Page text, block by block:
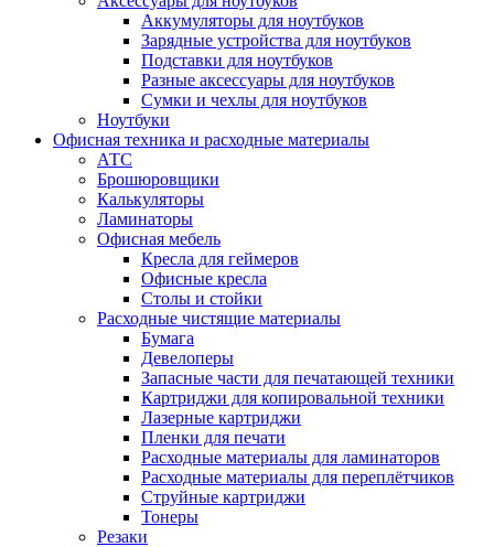
Аккумуляторы для ноутбуков
Зарядные устройства для ноутбуков
Подставки для ноутбуков
Разные аксессуары для ноутбуков
Сумки и чехлы для ноутбуков
Ноутбуки
Офисная техника и расходные материалы
АТС
Брошюровщики
Калькуляторы
Ламинаторы
Офисная мебель
Кресла для геймеров
Офисные кресла
Столы и стойки
Расходные чистящие материалы
Бумага
Девелоперы
Запасные части для печатающей техники
Картриджи для копировальной техники
Лазерные картриджи
Пленки для печати
Расходные материалы для ламинаторов
Расходные материалы для переплётчиков
Струйные картриджи
Тонеры
Резаки